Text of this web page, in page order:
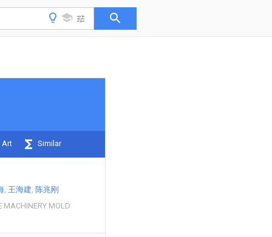
Art Similar
王海建 陈兆刚
MACHINERY MOLD